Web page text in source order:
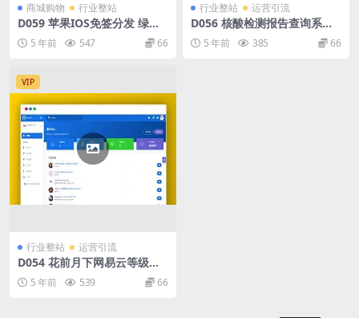
商城购物 行业整站
D059 苹果IOS免签分发 绿标
免签封装 ios不显示顶部网址
跳转设置
5 年前 547 66
行业整站 运营引流
D056 核酸检测报告查询系统
源码5 年前 385 66
VIP
行业整站 运营引流
D054 花前月下网易云等级代
挂多功能助手程序v1.2
5 年前 539 66